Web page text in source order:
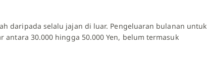
daripada selalu jajan di luar. Pengeluaran bulanan untuk
30.000 hingga 50.000 Yen, belum termasuk